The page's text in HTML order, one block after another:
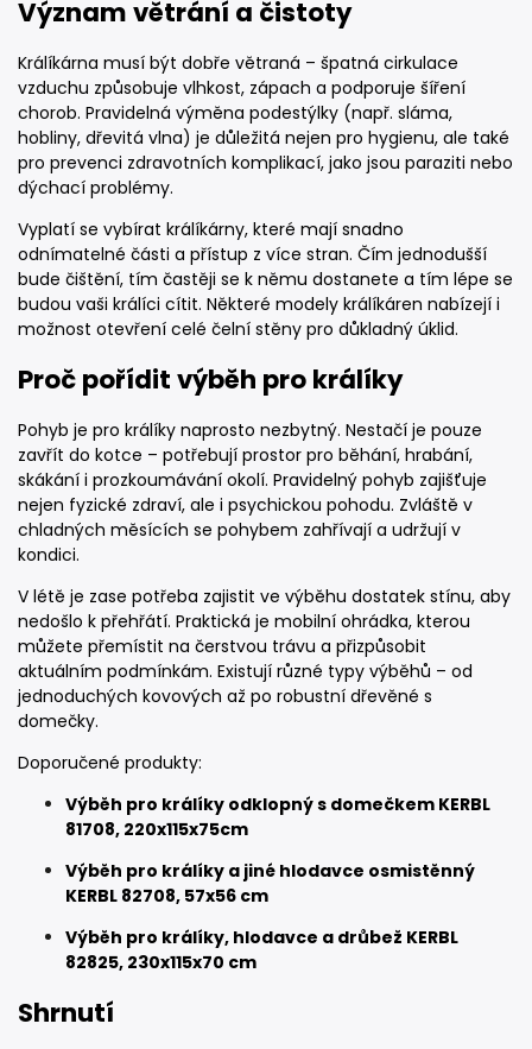
Význam větrání a čistoty
Králíkárna musí být dobře větraná – špatná cirkulace
vzduchu způsobuje vlhkost, zápach a podporuje šíření
chorob. Pravidelná výměna podestýlky (např. sláma,
hobliny, dřevitá vlna) je důležitá nejen pro hygienu, ale také
pro prevenci zdravotních komplikací, jako jsou paraziti nebo
dýchací problémy.
Vyplatí se vybírat králíkárny, které mají snadno
odnímatelné části a přístup z více stran. Čím jednodušší
bude čištění, tím častěji se k němu dostanete a tím lépe se
budou vaši králíci cítit. Některé modely králíkáren nabízejí i
možnost otevření celé čelní stěny pro důkladný úklid.
Proč pořídit výběh pro králíky
Pohyb je pro králíky naprosto nezbytný. Nestačí je pouze
zavřít do kotce – potřebují prostor pro běhání, hrabání,
skákání i prozkoumávání okolí. Pravidelný pohyb zajišťuje
nejen fyzické zdraví, ale i psychickou pohodu. Zvláště v
chladných měsících se pohybem zahřívají a udržují v
kondici.
V létě je zase potřeba zajistit ve výběhu dostatek stínu, aby
nedošlo k přehřátí. Praktická je mobilní ohrádka, kterou
můžete přemístit na čerstvou trávu a přizpůsobit
aktuálním podmínkám. Existují různé typy výběhů – od
jednoduchých kovových až po robustní dřevěné s
domečky.
Doporučené produkty:
Výběh pro králíky odklopný s domečkem KERBL
81708, 220x115x75cm
Výběh pro králíky a jiné hlodavce osmistěnný
KERBL 82708, 57x56 cm
Výběh pro králíky, hlodavce a drůbež KERBL
82825, 230x115x70 cm
Shrnutí